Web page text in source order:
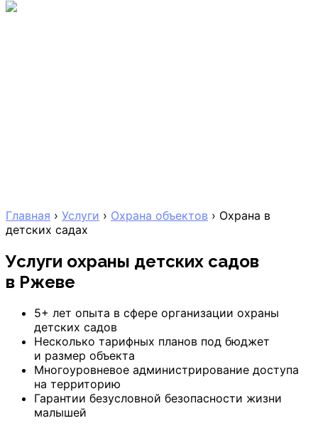
Главная › Услуги › Охрана объектов › Охрана в
детских садах
Услуги охраны детских садов
в Ржеве
5+ лет опыта в сфере организации охраны
детских садов
Несколько тарифных планов под бюджет
и размер объекта
Многоуровневое администрирование доступа
на территорию
Гарантии безусловной безопасности жизни
малышей